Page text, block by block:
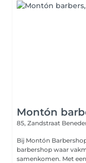
Montón
85, Zandstraat
Bij Montón
barbershop waar
samenkomen. Met